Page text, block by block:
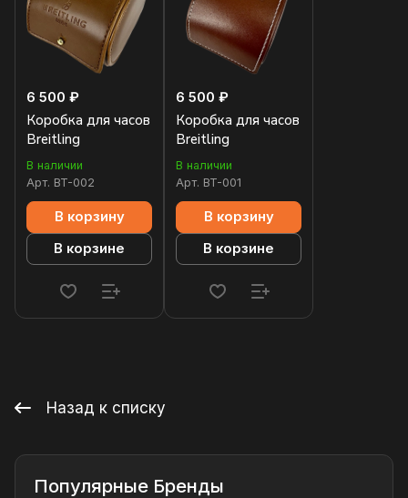
6 500 ₽
Коробка для часов
Breitling
В наличии
Арт. BT-002
В корзину
В корзине
6 500 ₽
Коробка для часов
Breitling
В наличии
Арт. BT-001
В корзину
В корзине
Назад к списку
Популярные Бренды